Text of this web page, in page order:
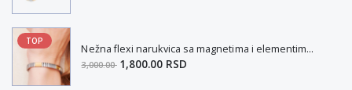
TOP
Nežna flexi narukvica sa magnetima i elementima u boji zlata i bakrom M
3,000.00 1,800.00 RSD